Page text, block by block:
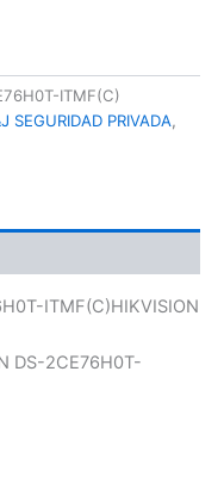
ITMF(C)
SEGURIDAD PRIVADA,
ITMF(C)HIKVISION
DS-2CE76H0T-